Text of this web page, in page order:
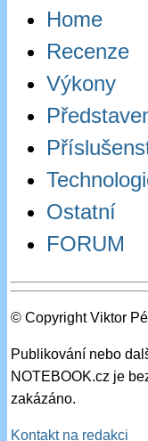
Home
Recenze
Výkony
Ostatní
FORUM
© Copyright Viktor
Publikování nebo
NOTEBOOK.cz je
zakázáno.
Kontakt na redakci